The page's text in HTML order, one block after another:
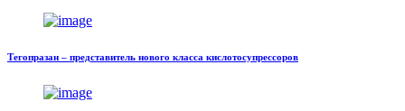
Тегопразан – представитель нового класса кислотосупрессоров